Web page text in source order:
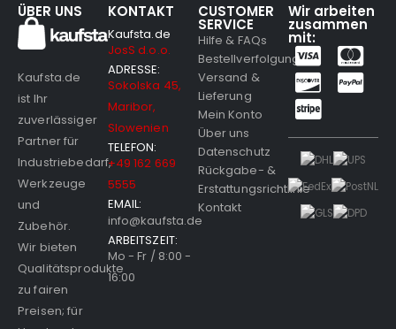
ÜBER UNS
Kaufsta.de
ist Ihr
zuverlässiger
Partner für
Industriebedarf,
Werkzeuge
und
Zubehör.
Wir bieten
Qualitätsprodukte
zu fairen
Preisen; für
KONTAKT
Kaufsta.de
JosS d.o.o.
ADRESSE:
Sokolska 45,
Maribor,
Slowenien
TELEFON:
+49 162 669
5555
EMAIL:
info@kaufsta.de
ARBEITSZEIT:
Mo - Fr / 8:00 -
16:00
CUSTOMER
SERVICE
Hilfe & FAQs
Bestellverfolgung
Versand &
Lieferung
Mein Konto
Über uns
Datenschutz
Rückgabe- &
Erstattungsrichtlinie
Kontakt
Wir arbeiten
zusammen
mit: